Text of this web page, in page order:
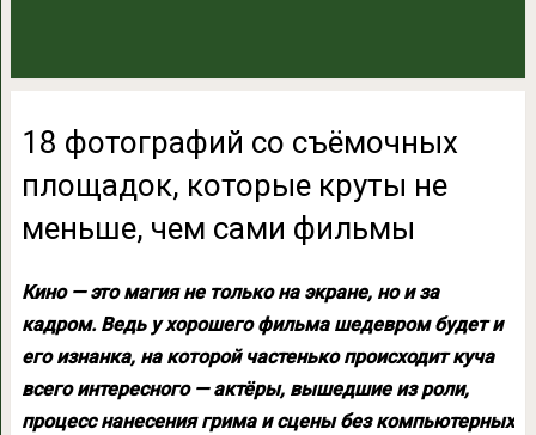
18 фотографий со съёмочных
площадок, которые круты не
меньше, чем сами фильмы
Кино — это магия не только на экране, но и за
кадром. Ведь у хорошего фильма шедевром будет и
его изнанка, на которой частенько происходит куча
всего интересного — актёры, вышедшие из роли,
процесс нанесения грима и сцены без компьютерных